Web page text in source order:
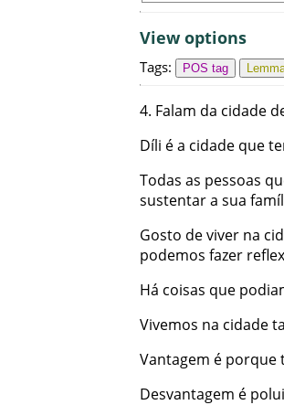
View options
Tags: POS tag
4. Falam da cidade
Díli éa cidade que
Todas as pessoas
sustentara sua
Gosto deviver na
podemos fazer
Há coisas que
Vivemos na cidade
Vantagem é porque
Desvantagem é